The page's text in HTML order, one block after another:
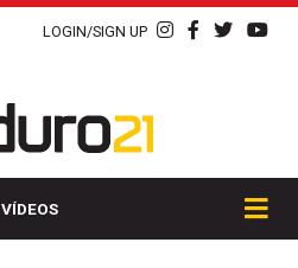
LOGIN/SIGN UP
VÍDEOS